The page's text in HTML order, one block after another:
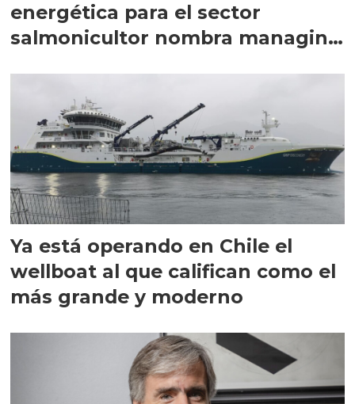
energética para el sector
salmonicultor nombra managing
Ya está operando en Chile el
wellboat al que califican como el
más grande y moderno